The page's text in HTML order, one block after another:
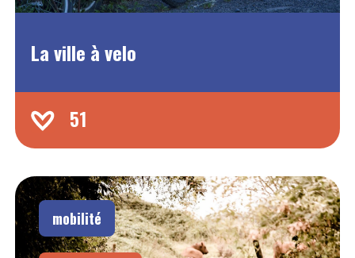
La ville à velo
51
mobilité